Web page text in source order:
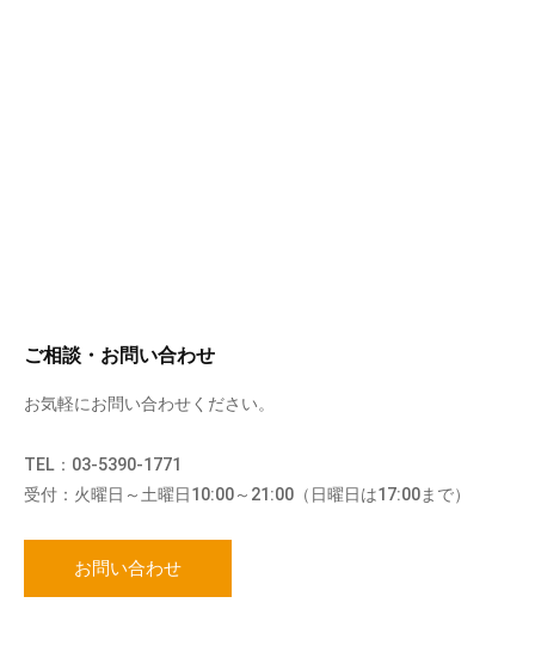
ご相談・お問い合わせ
お気軽にお問い合わせください。
TEL：03-5390-1771
受付：火曜日～土曜日10:00～21:00（日曜日は17:00まで）
お問い合わせ